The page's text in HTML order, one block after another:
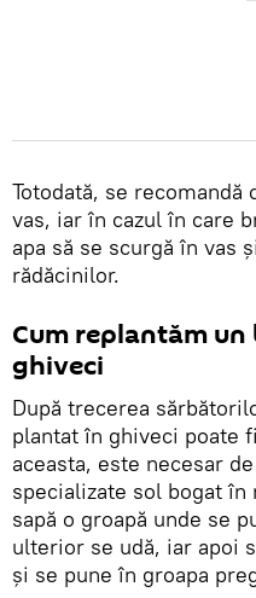
Totodată, se
vas, iar în cazul în care
apa să se scurgă în vas
rădăcinilor.
Cum replantăm
ghiveci
După trecerea
plantat în ghiveci poate
aceasta, este necesar
specializate sol bogat
sapă o groapă unde se
ulterior se udă, iar apoi
și se pune în groapa